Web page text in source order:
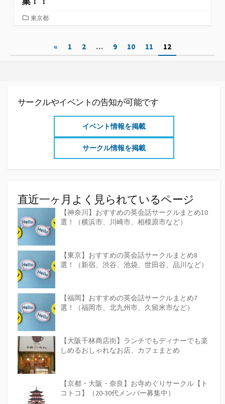
カ
ー
東京都
ペ
« 1 2 … 9 10 11 12
サークルやイベントの告知が可能です
イベント情報を掲載
サークル情報を掲載
直近一ヶ月よく見られているページ
【神奈川】おすすめの英会話サークルまとめ10
選！（横浜市、川崎市、相模原市など）
【東京】おすすめの英会話サークルまとめ8
選！（新宿、渋谷、池袋、世田谷、品川など）
【福岡】おすすめの英会話サークルまとめ7
選！（福岡市、北九州市、久留米市など）
【大阪千林商店街】ランチでもディナーでも楽
しめるおしゃれなお店、カフェまとめ
【京都・大阪・奈良】お寺めぐりサークル【ト
コトコ】（20-30代メンバー募集中）